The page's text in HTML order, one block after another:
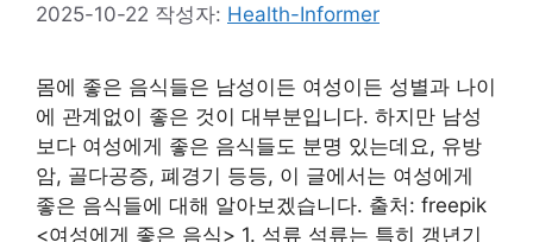
2025-10-22 작성자: Health-Informer
몸에 좋은 음식들은 남성이든 여성이든 성별과 나이
에 관계없이 좋은 것이 대부분입니다. 하지만 남성
보다 여성에게 좋은 음식들도 분명 있는데요, 유방
암, 골다공증, 폐경기 등등, 이 글에서는 여성에게
좋은 음식들에 대해 알아보겠습니다. 출처: freepik
<여성에게 좋은 음식> 1. 석류 석류는 특히 갱년기